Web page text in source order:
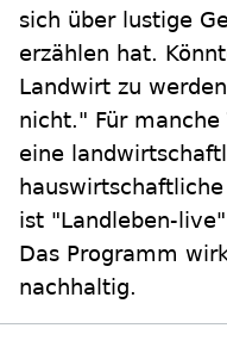
sich über lustige
erzählen hat.
Landwirt zu
nicht." Für
eine
ist "Landleben-
Das Programm
nachhaltig.